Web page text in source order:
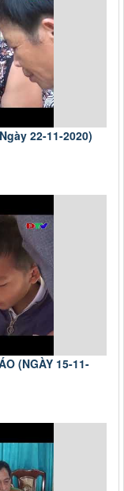
22-11-2020)
(NGÀY 15-11-